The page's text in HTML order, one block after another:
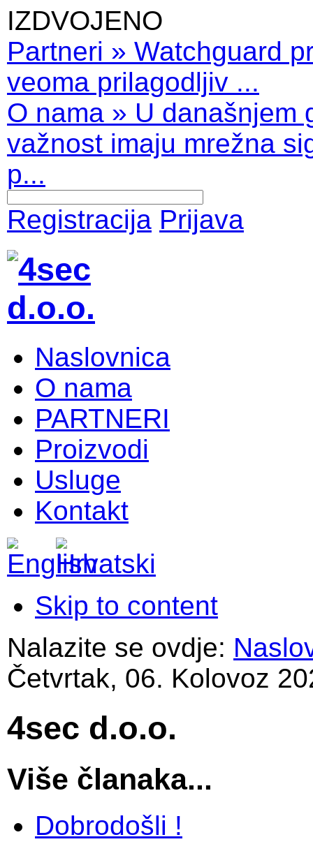
IZDVOJENO
Partneri » Watchguard
veoma prilagodljiv ...
O nama » U današnjem
važnost imaju mrežna
p...
Registracija Prijava
Naslovnica
O nama
PARTNERI
Proizvodi
Usluge
Kontakt
Skip to content
Nalazite se ovdje:
Četvrtak, 06. Kolovoz
4sec d.o.o.
Više članaka...
Dobrodošli !